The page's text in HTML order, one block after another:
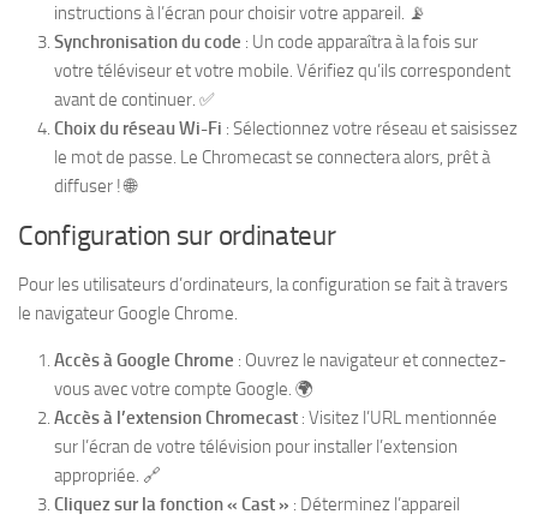
instructions à l’écran pour choisir votre appareil. 📡
Synchronisation du code : Un code apparaîtra à la fois sur
votre téléviseur et votre mobile. Vérifiez qu’ils correspondent
avant de continuer. ✅
Choix du réseau Wi-Fi : Sélectionnez votre réseau et saisissez
le mot de passe. Le Chromecast se connectera alors, prêt à
diffuser ! 🌐
Configuration sur ordinateur
Pour les utilisateurs d’ordinateurs, la configuration se fait à travers
le navigateur Google Chrome.
Accès à Google Chrome : Ouvrez le navigateur et connectez-
vous avec votre compte Google. 🌍
Accès à l’extension Chromecast : Visitez l’URL mentionnée
sur l’écran de votre télévision pour installer l’extension
appropriée. 🔗
Cliquez sur la fonction « Cast » : Déterminez l’appareil